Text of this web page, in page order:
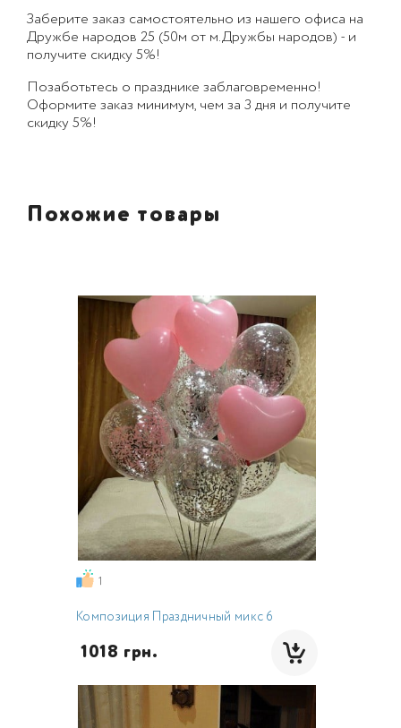
Заберите заказ самостоятельно из нашего офиса на
Дружбе народов 25 (50м от м.Дружбы народов) - и
получите скидку 5%!
Позаботьтесь о празднике заблаговременно!
Оформите заказ минимум, чем за 3 дня и получите
скидку 5%!
Похожие товары
1
Композиция Праздничный микс 6
1018 грн.